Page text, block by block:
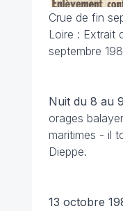
Crue de fin
Loire : Extrait
septembre
Nuit du 8 au
orages
maritimes - il
Dieppe.
13 octobre